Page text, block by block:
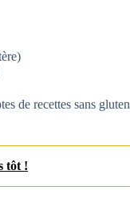
de recettes sans gluten
tôt !